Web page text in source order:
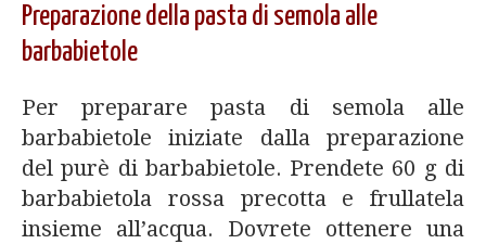
Preparazione della pasta di semola alle
barbabietole
Per preparare pasta di semola alle
barbabietole iniziate dalla preparazione
del purè di barbabietole. Prendete 60 g di
barbabietola rossa precotta e frullatela
insieme all’acqua. Dovrete ottenere una